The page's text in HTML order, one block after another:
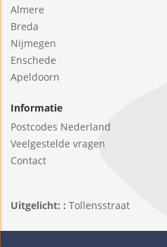
Almere
Breda
Nijmegen
Enschede
Apeldoorn
Informatie
Postcodes Nederland
Veelgestelde vragen
Contact
Uitgelicht: : Tollensstraat